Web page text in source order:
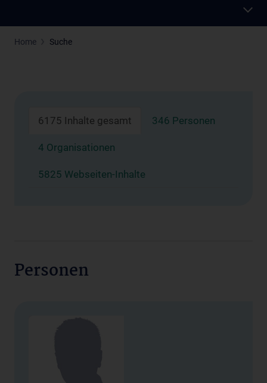
Home Suche
6175 Inhalte gesamt 346 Personen
4 Organisationen
5825 Webseiten-Inhalte
Personen